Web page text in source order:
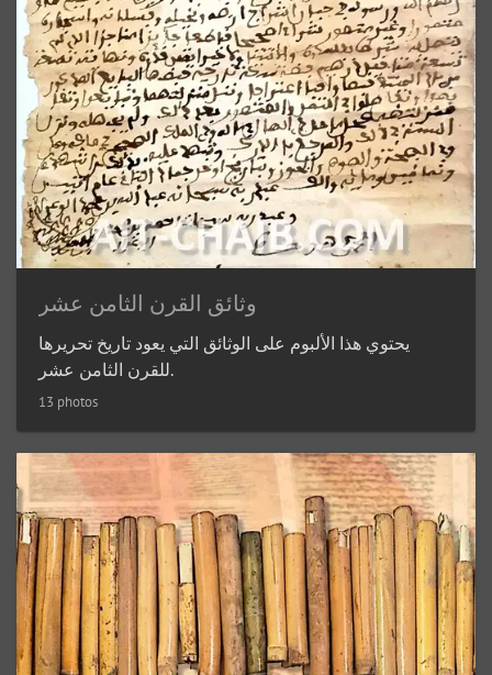
وثائق القرن الثامن عشر
يحتوي هذا الألبوم على الوثائق التي يعود تاريخ تحريرها
للقرن الثامن عشر.
13 photos